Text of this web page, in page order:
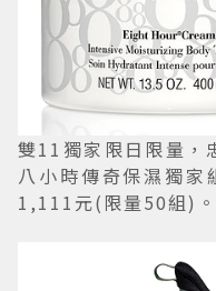
雙11獨家限日限量
八小時傳奇保濕獨
1,111元(限量50組)